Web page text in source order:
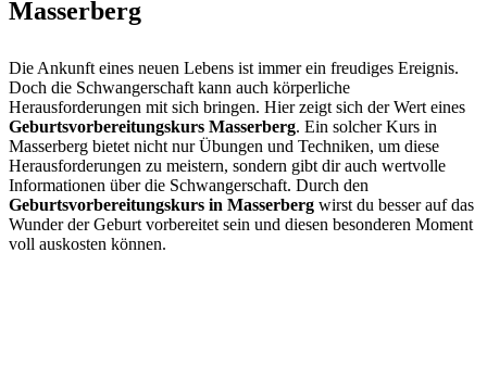
Masserberg
Die Ankunft eines neuen Lebens ist immer ein freudiges Ereignis.
Doch die Schwangerschaft kann auch körperliche
Herausforderungen mit sich bringen. Hier zeigt sich der Wert eines
Geburtsvorbereitungskurs Masserberg. Ein solcher Kurs in
Masserberg bietet nicht nur Übungen und Techniken, um diese
Herausforderungen zu meistern, sondern gibt dir auch wertvolle
Informationen über die Schwangerschaft. Durch den
Geburtsvorbereitungskurs in Masserberg wirst du besser auf das
Wunder der Geburt vorbereitet sein und diesen besonderen Moment
voll auskosten können.